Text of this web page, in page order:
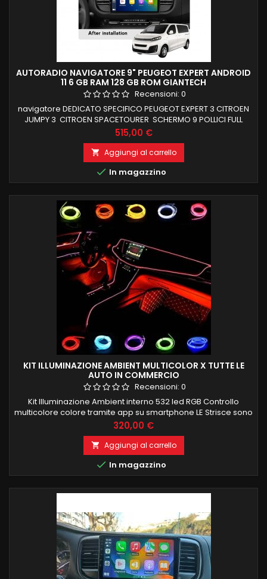
AUTORADIO NAVIGATORE 9" PEUGEOT EXPERT ANDROID
11 6 GB RAM 128 GB ROM GIANTECH
Recensioni: 0
navigatore DEDICATO SPECIFICO PEUGEOT EXPERT 3 CITROEN
JUMPY 3 CITROEN SPACETOURER SCHERMO 9 POLLICI FULL
TOUCH MANTENIMENTO COMANDI AL VOLANTE 6 GB RAM 128
GB ROM CARPLAY E ANDROID AUTO ANDROID11 FUNZIONE
MIRRORLINK COMPATIBILE MODULO DAB+WIFI
INTEGRATO BLUETOOTH INTEGRATO ingresso camera e aux
Prezzo
515,00 €
 Aggiungi al carrello
 In magazzino
KIT ILLUMINAZIONE AMBIENT MULTICOLOR X TUTTE LE
AUTO IN COMMERCIO
Recensioni: 0
Kit Illuminazione Ambient interno 532 led RGB Controllo
multicolore colore tramite app su smartphone LE Strisce sono
composte de 100 led interni per una corretta ed uniforme
illuminazione e si possono anche tagliare a misura Kit è
composto da: 4 strisce porte 4 maniglie 4 portaoggetti porte
4 tappetini piedi 1 cruscotto frontale 4 PEZZI 75CM 1 PEZZO...
Prezzo
320,00 €
 Aggiungi al carrello
 In magazzino